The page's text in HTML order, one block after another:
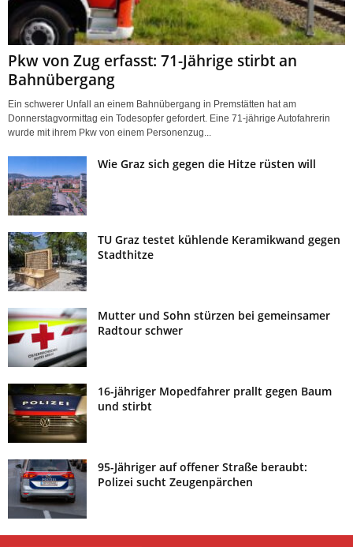
Pkw von Zug erfasst: 71-Jährige stirbt an
Bahnübergang
Ein schwerer Unfall an einem Bahnübergang in Premstätten hat am
Donnerstagvormittag ein Todesopfer gefordert. Eine 71-jährige Autofahrerin
wurde mit ihrem Pkw von einem Personenzug...
Wie Graz sich gegen die Hitze rüsten will
TU Graz testet kühlende Keramikwand gegen
Stadthitze
Mutter und Sohn stürzen bei gemeinsamer
Radtour schwer
16-jähriger Mopedfahrer prallt gegen Baum
und stirbt
95-Jähriger auf offener Straße beraubt:
Polizei sucht Zeugenpärchen